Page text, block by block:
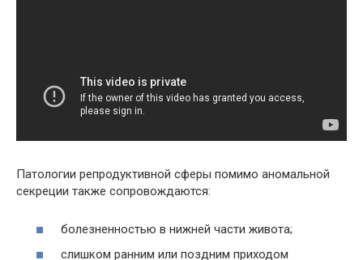
Патологии репродуктивной сферы помимо аномальной
секреции также сопровождаются:
болезненностью в нижней части живота;
слишком ранним или поздним приходом